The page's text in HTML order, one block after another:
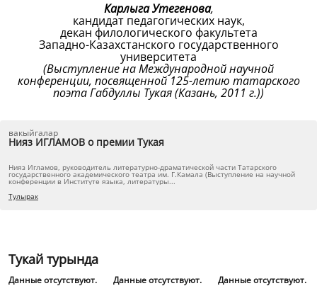
Карлыга Утегенова,
кандидат педагогических наук,
декан филологического факультета
Западно-Казахстанского государственного
университета
(Выступление на Международной научной
конференции, посвященной 125-летию татарского
поэта Габдуллы Тукая (Казань, 2011 г.))
вакыйгалар
Нияз ИГЛАМОВ о премии Тукая
Нияз Игламов, руководитель литературно-драматической части Татарского
государственного академического театра им. Г.Камала (Выступление на научной
конференции в Институте языка, литературы...
Тулырак
Тукай турында
Данные отсутствуют.
Данные отсутствуют.
Данные отсутствуют.